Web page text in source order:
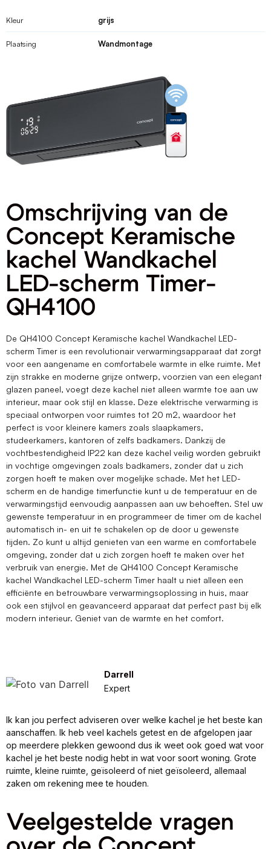
Kleur grijs
Plaatsing Wandmontage
Omschrijving van de
Concept Keramische
kachel Wandkachel
LED-scherm Timer-
QH4100
De QH4100 Concept Keramische kachel Wandkachel LED-
scherm Timer is een revolutionair verwarmingsapparaat dat zorgt
voor een aangename en comfortabele warmte in elke ruimte. Met
zijn strakke en moderne grijze ontwerp, voorzien van een elegant
glazen paneel, voegt deze kachel niet alleen warmte toe aan uw
interieur, maar ook stijl en klasse. Deze elektrische verwarming is
speciaal ontworpen voor ruimtes tot 20 m2, waardoor het
perfect is voor kleinere kamers zoals slaapkamers,
studeerkamers, kantoren of zelfs badkamers. Dankzij de
vochtbestendigheid IP22 kan deze kachel veilig worden gebruikt
in vochtige omgevingen zoals badkamers, zonder dat u zich
zorgen hoeft te maken over mogelijke schade. Met het LED-
scherm en de handige timerfunctie kunt u de temperatuur en de
verwarmingstijd eenvoudig aanpassen aan uw behoeften. Stel uw
gewenste temperatuur in en programmeer de timer om de kachel
automatisch in- en uit te schakelen op de door u gewenste
tijden. Zo kunt u altijd genieten van een warme en comfortabele
omgeving, zonder dat u zich zorgen hoeft te maken over het
verbruik van energie. Met de QH4100 Concept Keramische
kachel Wandkachel LED-scherm Timer haalt u niet alleen een
efficiënte en betrouwbare verwarmingsoplossing in huis, maar
ook een stijlvol en geavanceerd apparaat dat perfect past bij elk
modern interieur. Geniet van de warmte en het comfort.
Darrell
Expert
Ik kan jou perfect adviseren over welke kachel je het beste kan
aanschaffen. Ik heb veel kachels getest en de afgelopen jaar
op meerdere plekken gewoond dus ik weet ook goed wat voor
kachel je het beste nodig hebt in wat voor soort woning. Grote
ruimte, kleine ruimte, geïsoleerd of niet geïsoleerd, allemaal
zaken om rekening mee te houden.
Veelgestelde vragen